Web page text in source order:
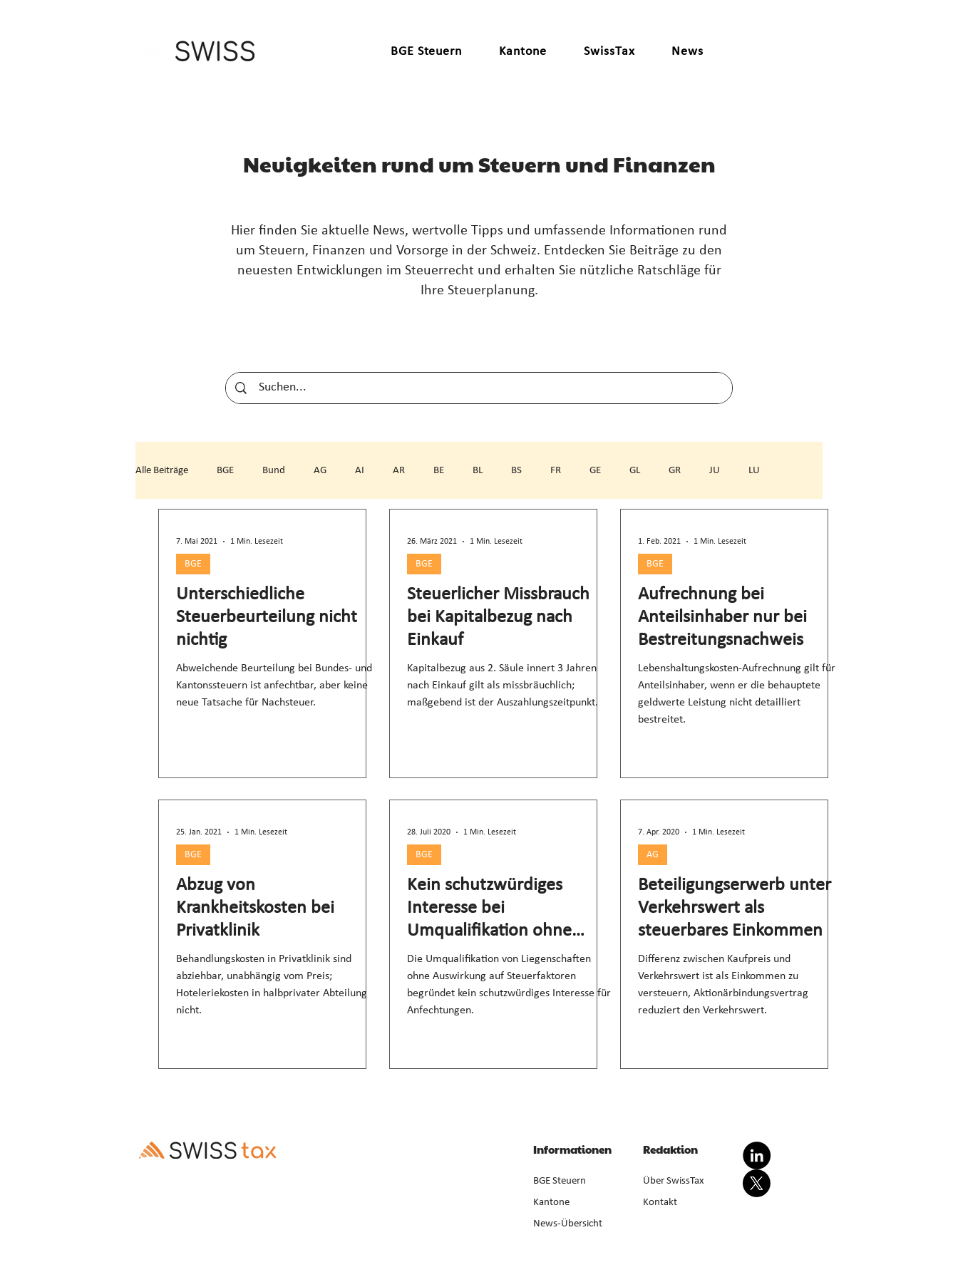
BGE Steuern Kantone SwissTax News
Neuigkeiten rund um Steuern und Finanzen
Hier finden Sie aktuelle News, wertvolle Tipps und umfassende Informationen rund
um Steuern, Finanzen und Vorsorge in der Schweiz. Entdecken Sie Beiträge zu den
neuesten Entwicklungen im Steuerrecht und erhalten Sie nützliche Ratschläge für
Ihre Steuerplanung.
Alle Beiträge BGE Bund AG AI AR BE BL BS FR GE GL GR JU LU
7. Mai 2021 1 Min. Lesezeit
BGE
Unterschiedliche
Steuerbeurteilung nicht
nichtig
Abweichende Beurteilung bei Bundes- und
Kantonssteuern ist anfechtbar, aber keine
neue Tatsache für Nachsteuer.
26. März 2021 1 Min. Lesezeit
BGE
Steuerlicher Missbrauch
bei Kapitalbezug nach
Einkauf
Kapitalbezug aus 2. Säule innert 3 Jahren
nach Einkauf gilt als missbräuchlich;
maßgebend ist der Auszahlungszeitpunkt.
1. Feb. 2021 1 Min. Lesezeit
BGE
Aufrechnung bei
Anteilsinhaber nur bei
Bestreitungsnachweis
Lebenshaltungskosten-Aufrechnung gilt für
Anteilsinhaber, wenn er die behauptete
geldwerte Leistung nicht detailliert
bestreitet.
25. Jan. 2021 1 Min. Lesezeit
BGE
Abzug von
Krankheitskosten bei
Privatklinik
Behandlungskosten in Privatklinik sind
abziehbar, unabhängig vom Preis;
Hoteleriekosten in halbprivater Abteilung
nicht.
28. Juli 2020 1 Min. Lesezeit
BGE
Kein schutzwürdiges
Interesse bei
Umqualifikation ohne
Steuerfolgen
Die Umqualifikation von Liegenschaften
ohne Auswirkung auf Steuerfaktoren
begründet kein schutzwürdiges Interesse für
Anfechtungen.
7. Apr. 2020 1 Min. Lesezeit
AG
Beteiligungserwerb unter
Verkehrswert als
steuerbares Einkommen
Differenz zwischen Kaufpreis und
Verkehrswert ist als Einkommen zu
versteuern, Aktionärbindungsvertrag
reduziert den Verkehrswert.
Informationen
BGE Steuern
Kantone
Redaktion
Über SwissTax
Kontakt
News-Übersicht